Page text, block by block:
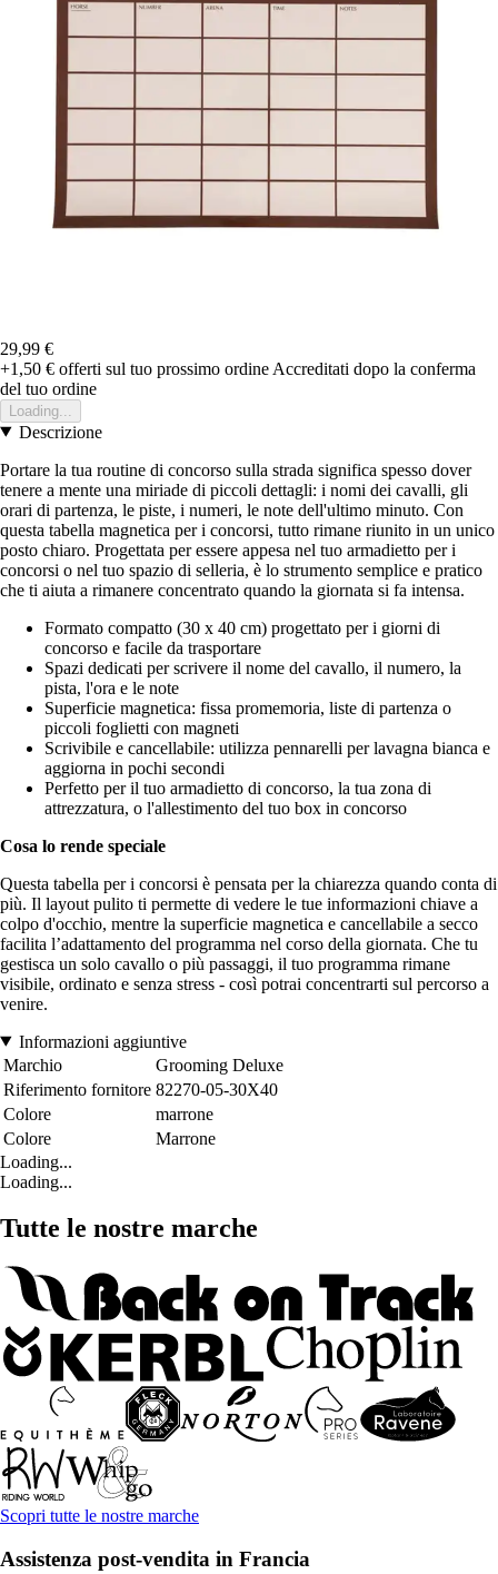
29,99 €
+1,50 € offerti sul tuo prossimo ordine Accreditati dopo la conferma
del tuo ordine
Loading...
Descrizione
Portare la tua routine di concorso sulla strada significa spesso dover
tenere a mente una miriade di piccoli dettagli: i nomi dei cavalli, gli
orari di partenza, le piste, i numeri, le note dell'ultimo minuto. Con
questa tabella magnetica per i concorsi, tutto rimane riunito in un unico
posto chiaro. Progettata per essere appesa nel tuo armadietto per i
concorsi o nel tuo spazio di selleria, è lo strumento semplice e pratico
che ti aiuta a rimanere concentrato quando la giornata si fa intensa.
Formato compatto (30 x 40 cm) progettato per i giorni di
concorso e facile da trasportare
Spazi dedicati per scrivere il nome del cavallo, il numero, la
pista, l'ora e le note
Superficie magnetica: fissa promemoria, liste di partenza o
piccoli foglietti con magneti
Scrivibile e cancellabile: utilizza pennarelli per lavagna bianca e
aggiorna in pochi secondi
Perfetto per il tuo armadietto di concorso, la tua zona di
attrezzatura, o l'allestimento del tuo box in concorso
Cosa lo rende speciale
Questa tabella per i concorsi è pensata per la chiarezza quando conta di
più. Il layout pulito ti permette di vedere le tue informazioni chiave a
colpo d'occhio, mentre la superficie magnetica e cancellabile a secco
facilita l’adattamento del programma nel corso della giornata. Che tu
gestisca un solo cavallo o più passaggi, il tuo programma rimane
visibile, ordinato e senza stress - così potrai concentrarti sul percorso a
venire.
Informazioni aggiuntive
Marchio
Grooming Deluxe
Riferimento fornitore 82270-05-30X40
Colore
marrone
Colore
Marrone
Loading...
Loading...
Tutte le nostre marche
Scopri tutte le nostre marche
Assistenza post-vendita in Francia